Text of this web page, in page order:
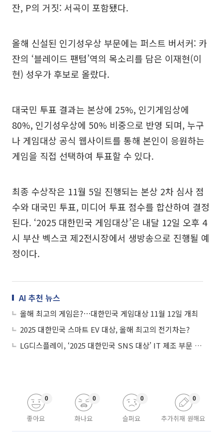
잔, P의 거짓: 서곡이 포함됐다.
올해 신설된 인기성우상 부문에는 퍼스트 버서커: 카
잔의 ‘블레이드 팬텀’역의 목소리를 담은 이재현(이
현) 성우가 후보로 올랐다.
대국민 투표 결과는 본상에 25%, 인기게임상에
80%, 인기성우상에 50% 비중으로 반영 되며, 누구
나 게임대상 공식 웹사이트를 통해 본인이 응원하는
게임을 직접 선택하여 투표할 수 있다.
최종 수상작은 11월 5일 진행되는 본상 2차 심사 점
수와 대국민 투표, 미디어 투표 점수를 합산하여 결정
된다. ‘2025 대한민국 게임대상’은 내달 12일 오후 4
시 부산 벡스코 제2전시장에서 생방송으로 진행될 예
정이다.
AI 추천 뉴스
올해 최고의 게임은?⋯대한민국 게임대상 11월 12일 개최
2025 대한민국 스마트 EV 대상, 올해 최고의 전기차는?
LG디스플레이, ‘2025 대한민국 SNS 대상’ IT 제조 부문 대상 수상
좋아요
0
화나요
0
슬퍼요
0
추가취재 원해요
0